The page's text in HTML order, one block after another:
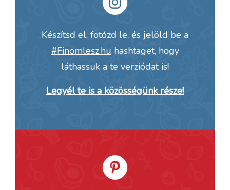
Készítsd el, fotózd le, és jelöld be a
#Finomlesz.hu hashtaget, hogy
láthassuk a te verziódat is!
Legyél te is a közösségünk része!